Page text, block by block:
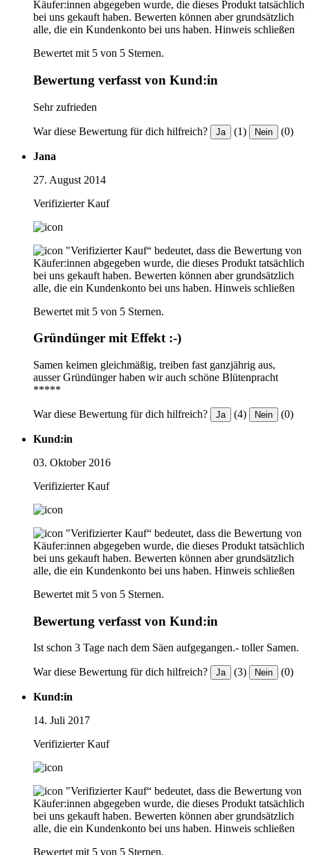
Käufer:innen abgegeben wurde, die dieses Produkt tatsächlich
bei uns gekauft haben. Bewerten können aber grundsätzlich
alle, die ein Kundenkonto bei uns haben. Hinweis schließen
Bewertet mit 5 von 5 Sternen.
Bewertung verfasst von Kund:in
Sehr zufrieden
War diese Bewertung für dich hilfreich? Ja (1) Nein (0)
Jana
27. August 2014
Verifizierter Kauf
"Verifizierter Kauf“ bedeutet, dass die Bewertung von
Käufer:innen abgegeben wurde, die dieses Produkt tatsächlich
bei uns gekauft haben. Bewerten können aber grundsätzlich
alle, die ein Kundenkonto bei uns haben. Hinweis schließen
Bewertet mit 5 von 5 Sternen.
Gründünger mit Effekt :-)
Samen keimen gleichmäßig, treiben fast ganzjährig aus,
ausser Gründünger haben wir auch schöne Blütenpracht
*****
War diese Bewertung für dich hilfreich? Ja (4) Nein (0)
Kund:in
03. Oktober 2016
Verifizierter Kauf
"Verifizierter Kauf“ bedeutet, dass die Bewertung von
Käufer:innen abgegeben wurde, die dieses Produkt tatsächlich
bei uns gekauft haben. Bewerten können aber grundsätzlich
alle, die ein Kundenkonto bei uns haben. Hinweis schließen
Bewertet mit 5 von 5 Sternen.
Bewertung verfasst von Kund:in
Ist schon 3 Tage nach dem Säen aufgegangen.- toller Samen.
War diese Bewertung für dich hilfreich? Ja (3) Nein (0)
Kund:in
14. Juli 2017
Verifizierter Kauf
"Verifizierter Kauf“ bedeutet, dass die Bewertung von
Käufer:innen abgegeben wurde, die dieses Produkt tatsächlich
bei uns gekauft haben. Bewerten können aber grundsätzlich
alle, die ein Kundenkonto bei uns haben. Hinweis schließen
Bewertet mit 5 von 5 Sternen.